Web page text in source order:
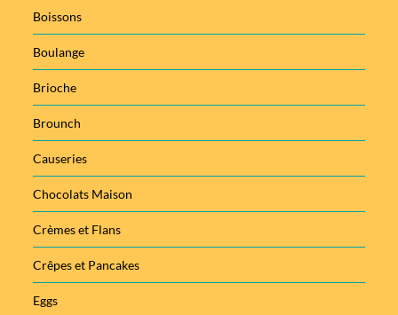
Boissons
Boulange
Brioche
Brounch
Causeries
Chocolats Maison
Crèmes et Flans
Crêpes et Pancakes
Eggs